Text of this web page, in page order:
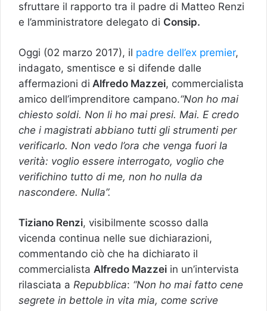
sfruttare il rapporto tra il padre di Matteo Renzi
e l’amministratore delegato di Consip.
Oggi (02 marzo 2017), il padre dell’ex premier,
indagato, smentisce e si difende dalle
affermazioni di Alfredo Mazzei, commercialista
amico dell’imprenditore campano.“Non ho mai
chiesto soldi. Non li ho mai presi. Mai. E credo
che i magistrati abbiano tutti gli strumenti per
verificarlo. Non vedo l’ora che venga fuori la
verità: voglio essere interrogato, voglio che
verifichino tutto di me, non ho nulla da
nascondere. Nulla”.
Tiziano Renzi, visibilmente scosso dalla
vicenda continua nelle sue dichiarazioni,
commentando ciò che ha dichiarato il
commercialista Alfredo Mazzei in un’intervista
rilasciata a Repubblica: “Non ho mai fatto cene
segrete in bettole in vita mia, come scrive